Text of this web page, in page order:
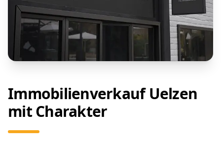
Immobilienverkauf Uelzen
mit Charakter